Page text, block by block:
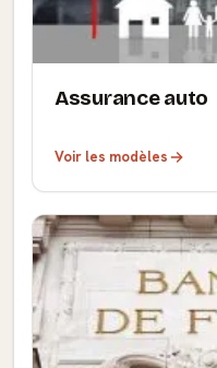
Assurance auto
Voir les modèles